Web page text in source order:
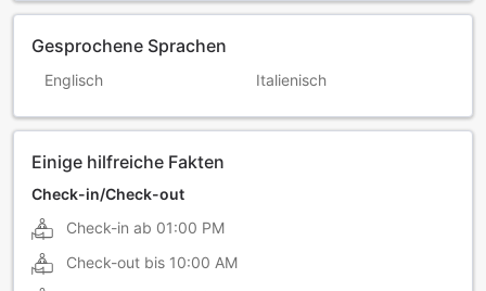
Gesprochene Sprachen
Englisch Italienisch
Einige hilfreiche Fakten
Check-in/Check-out
Check-in ab 01:00 PM
Check-out bis 10:00 AM